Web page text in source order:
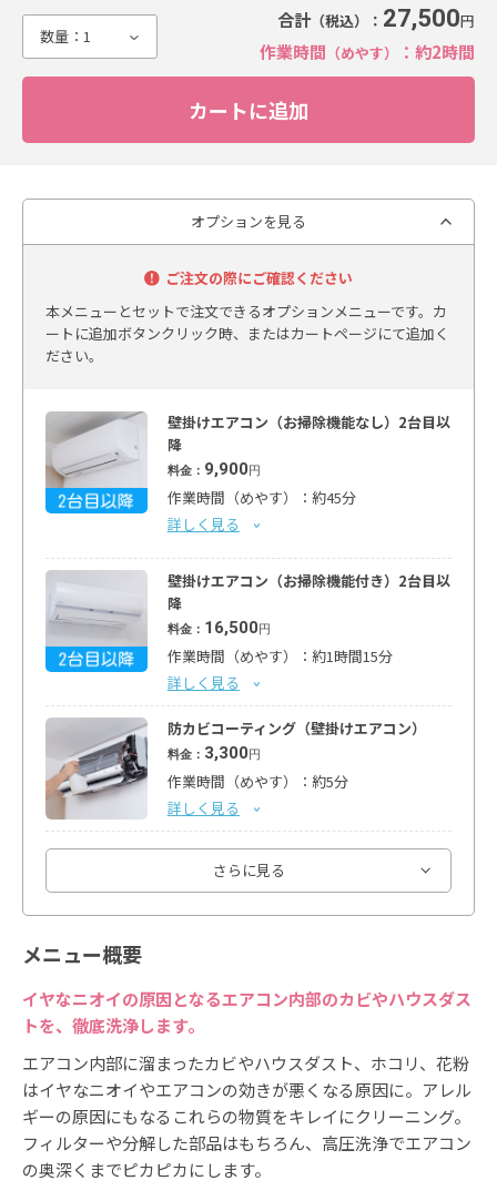
数量： 1
合計（税込）： 27,500円
作業時間 （めやす） ：約2時間
オプションを見る
ご注文の際にご確認ください
本メニューとセットで注文できるオプションメニューです。カ
ートに追加ボタンクリック時、またはカートページにて追加く
ださい。
壁掛けエアコン（お掃除機能なし）2台目以
降
料金： 9,900円
作業時間（めやす）：約45分
詳しく見る
壁掛けエアコン（お掃除機能付き）2台目以
降
料金： 16,500円
作業時間（めやす）：約1時間15分
詳しく見る
防カビコーティング（壁掛けエアコン）
料金： 3,300円
作業時間（めやす）：約5分
詳しく見る
防カビコーティング（天井埋め込みエアコ
5,500
室外機
料金：
作業時間（めやす）：約15分
詳しく見る
エコ洗浄
料金：1,100円
作業時間（めやす）：約15分
さらに見る
メニュー概要
イヤなニオイの原因となるエアコン内部のカビやハウスダス
トを、徹底洗浄します。
エアコン内部に溜まったカビやハウスダスト、ホコリ、花粉
はイヤなニオイやエアコンの効きが悪くなる原因に。アレル
ギーの原因にもなるこれらの物質をキレイにクリーニング。
フィルターや分解した部品はもちろん、高圧洗浄でエアコン
の奥深くまでピカピカにします。